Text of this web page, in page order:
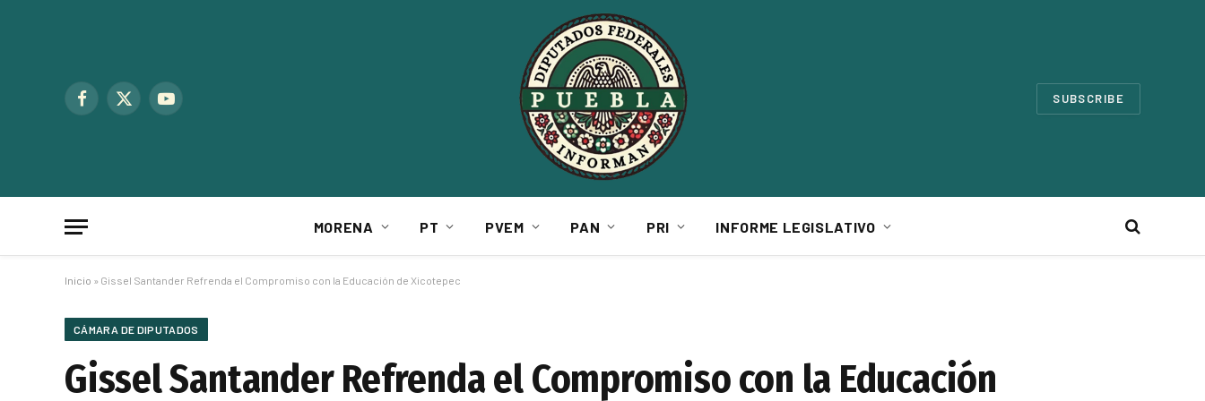
Facebook
X
YouTube SUBSCRIBE
MORENA PT PVEM PAN PRI INFORME LEGISLATIVO
Inicio » Gissel Santander Refrenda el Compromiso con la Educación de Xicotepec
CÁMARA DE DIPUTADOS
Gissel Santander Refrenda el Compromiso con la Educación